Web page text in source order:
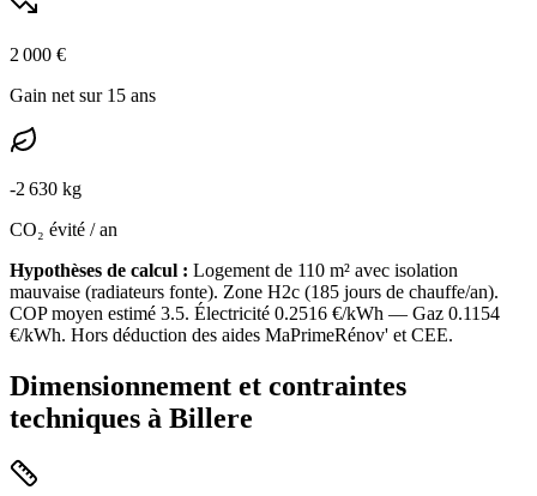
2 000 €
Gain net sur 15 ans
-2 630 kg
CO₂ évité / an
Hypothèses de calcul : Logement de 110 m² avec isolation
mauvaise (radiateurs fonte). Zone H2c (185 jours de chauffe/an).
COP moyen estimé 3.5. Électricité 0.2516 €/kWh — Gaz 0.1154
€/kWh. Hors déduction des aides MaPrimeRénov' et CEE.
Dimensionnement et contraintes
techniques à Billere